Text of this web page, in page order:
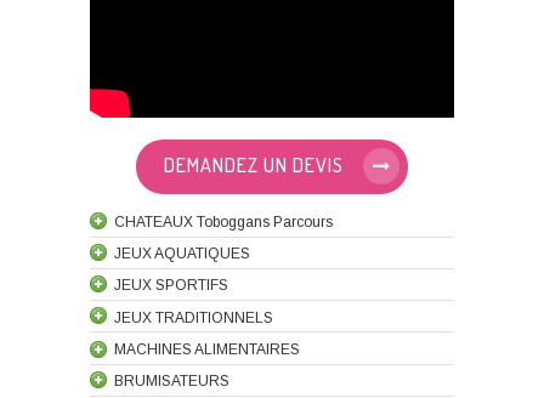
DEMANDEZ UN DEVIS
CHATEAUX Toboggans Parcours
JEUX AQUATIQUES
JEUX SPORTIFS
JEUX TRADITIONNELS
MACHINES ALIMENTAIRES
BRUMISATEURS